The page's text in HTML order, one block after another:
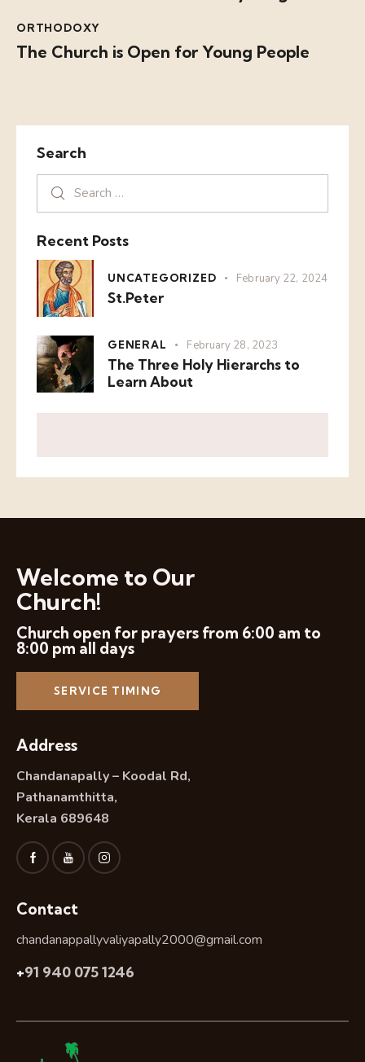
ORTHODOXY
The Church is Open for Young People
Search
Recent Posts
UNCATEGORIZED February 22, 2024
St.Peter
GENERAL February 28, 2023
The Three Holy Hierarchs to
Learn About
Welcome to Our
Church!
Church open for prayers from 6:00 am to
8:00 pm all days
SERVICE TIMING
Address
Chandanapally – Koodal Rd,
Pathanamthitta,
Kerala 689648
Contact
chandanappallyvaliyapally2000@gmail.com
+91 940 075 1246